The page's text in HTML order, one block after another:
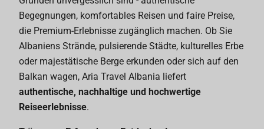
Begegnungen, komfortables Reisen und faire Preise,
die Premium-Erlebnisse zugänglich machen. Ob Sie
Albaniens Strände, pulsierende Städte, kulturelles Erbe
oder majestätische Berge erkunden oder sich auf den
Balkan wagen, Aria Travel Albania liefert
authentische, nachhaltige und hochwertige
Reiseerlebnisse.